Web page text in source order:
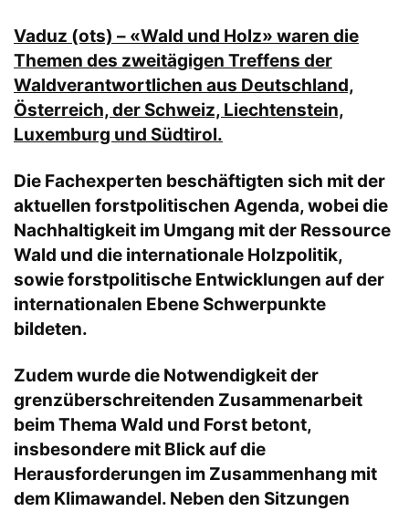
Vaduz (ots) – «Wald und Holz» waren die
Themen des zweitägigen Treffens der
Waldverantwortlichen aus Deutschland,
Österreich, der Schweiz, Liechtenstein,
Luxemburg und Südtirol.
Die Fachexperten beschäftigten sich mit der
aktuellen forstpolitischen Agenda, wobei die
Nachhaltigkeit im Umgang mit der Ressource
Wald und die internationale Holzpolitik,
sowie forstpolitische Entwicklungen auf der
internationalen Ebene Schwerpunkte
bildeten.
Zudem wurde die Notwendigkeit der
grenzüberschreitenden Zusammenarbeit
beim Thema Wald und Forst betont,
insbesondere mit Blick auf die
Herausforderungen im Zusammenhang mit
dem Klimawandel. Neben den Sitzungen